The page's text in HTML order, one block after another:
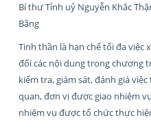
Bí thư Tỉnh uỷ Nguyễn Khắc
Bằng
Tinh thần là hạn chế tối đa việc
đổi các nội dung trong chương
kiểm tra, giám sát, đánh giá
quan, đơn vị được giao nhiệm
nhiệm vụ được tổ chức thực